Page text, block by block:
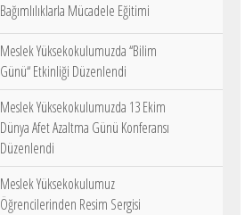
Bağımlılıklarla Mücadele Eğitimi
Meslek Yüksekokulumuzda ‘‘Bilim
Günü‘‘ Etkinliği Düzenlendi
Meslek Yüksekokulumuzda 13 Ekim
Dünya Afet Azaltma Günü Konferansı
Düzenlendi
Meslek Yüksekokulumuz
Öğrencilerinden Resim Sergisi